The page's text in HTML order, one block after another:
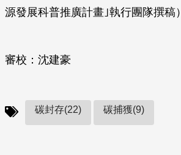
源發展科普推廣計畫｣執行團隊撰稿）
審校：沈建豪
碳封存(22) 碳捕獲(9)